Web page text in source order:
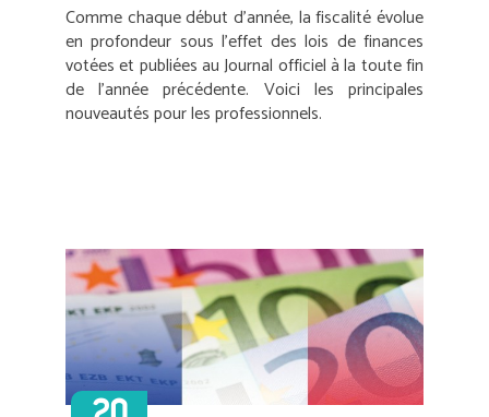
Comme chaque début d’année, la fiscalité évolue
en profondeur sous l’effet des lois de finances
votées et publiées au Journal officiel à la toute fin
de l’année précédente. Voici les principales
nouveautés pour les professionnels.